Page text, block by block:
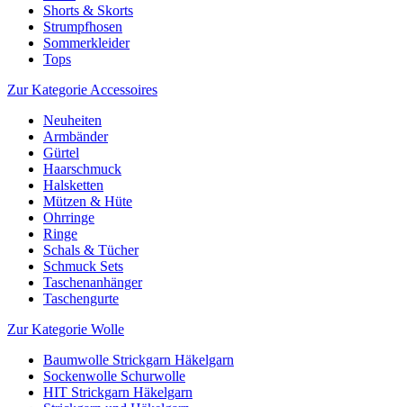
Shorts & Skorts
Strumpfhosen
Sommerkleider
Tops
Zur Kategorie Accessoires
Neuheiten
Armbänder
Gürtel
Haarschmuck
Halsketten
Mützen & Hüte
Ohrringe
Ringe
Schals & Tücher
Schmuck Sets
Taschenanhänger
Taschengurte
Zur Kategorie Wolle
Baumwolle Strickgarn Häkelgarn
Sockenwolle Schurwolle
HIT Strickgarn Häkelgarn